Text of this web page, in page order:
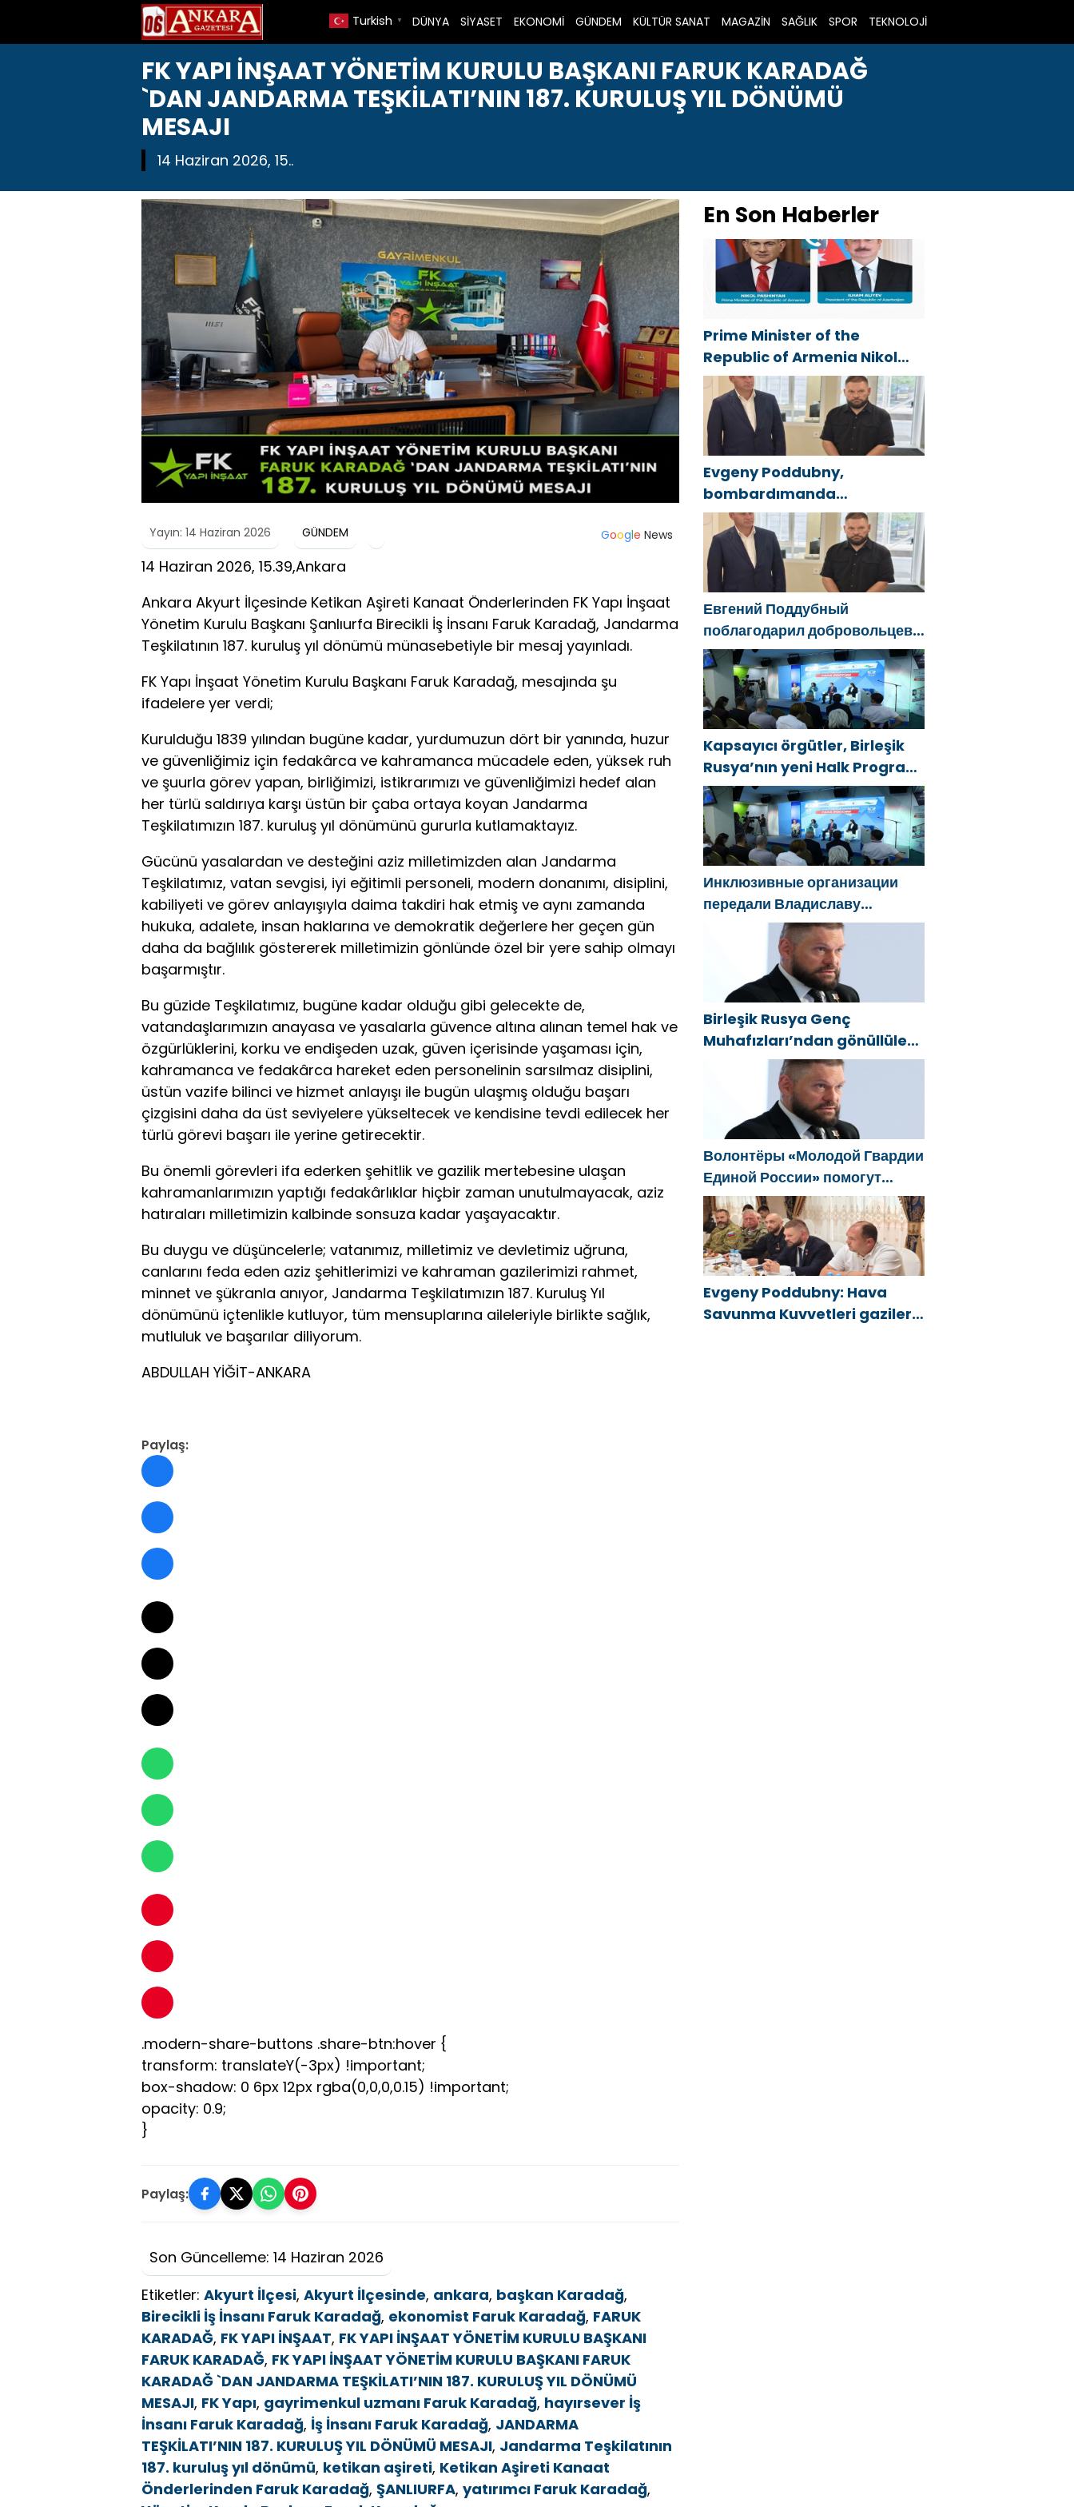
DÜNYA SİYASET EKONOMİ GÜNDEM KÜLTÜR SANAT MAGAZİN SAĞLIK SPOR TEKNOLOJİ
Turkish ▼
FK YAPI İNŞAAT YÖNETİM KURULU BAŞKANI FARUK KARADAĞ
`DAN JANDARMA TEŞKİLATI’NIN 187. KURULUŞ YIL DÖNÜMÜ
MESAJI
14 Haziran 2026, 15..
Yayın: 14 Haziran 2026 GÜNDEM Google News
14 Haziran 2026, 15.39,Ankara
Ankara Akyurt İlçesinde Ketikan Aşireti Kanaat Önderlerinden FK Yapı İnşaat
Yönetim Kurulu Başkanı Şanlıurfa Birecikli İş İnsanı Faruk Karadağ, Jandarma
Teşkilatının 187. kuruluş yıl dönümü münasebetiyle bir mesaj yayınladı.
FK Yapı İnşaat Yönetim Kurulu Başkanı Faruk Karadağ, mesajında şu
ifadelere yer verdi;
Kurulduğu 1839 yılından bugüne kadar, yurdumuzun dört bir yanında, huzur
ve güvenliğimiz için fedakârca ve kahramanca mücadele eden, yüksek ruh
ve şuurla görev yapan, birliğimizi, istikrarımızı ve güvenliğimizi hedef alan
her türlü saldırıya karşı üstün bir çaba ortaya koyan Jandarma
Teşkilatımızın 187. kuruluş yıl dönümünü gururla kutlamaktayız.
Gücünü yasalardan ve desteğini aziz milletimizden alan Jandarma
Teşkilatımız, vatan sevgisi, iyi eğitimli personeli, modern donanımı, disiplini,
kabiliyeti ve görev anlayışıyla daima takdiri hak etmiş ve aynı zamanda
hukuka, adalete, insan haklarına ve demokratik değerlere her geçen gün
daha da bağlılık göstererek milletimizin gönlünde özel bir yere sahip olmayı
başarmıştır.
Bu güzide Teşkilatımız, bugüne kadar olduğu gibi gelecekte de,
vatandaşlarımızın anayasa ve yasalarla güvence altına alınan temel hak ve
özgürlüklerini, korku ve endişeden uzak, güven içerisinde yaşaması için,
kahramanca ve fedakârca hareket eden personelinin sarsılmaz disiplini,
üstün vazife bilinci ve hizmet anlayışı ile bugün ulaşmış olduğu başarı
çizgisini daha da üst seviyelere yükseltecek ve kendisine tevdi edilecek her
türlü görevi başarı ile yerine getirecektir.
Bu önemli görevleri ifa ederken şehitlik ve gazilik mertebesine ulaşan
kahramanlarımızın yaptığı fedakârlıklar hiçbir zaman unutulmayacak, aziz
hatıraları milletimizin kalbinde sonsuza kadar yaşayacaktır.
Bu duygu ve düşüncelerle; vatanımız, milletimiz ve devletimiz uğruna,
canlarını feda eden aziz şehitlerimizi ve kahraman gazilerimizi rahmet,
minnet ve şükranla anıyor, Jandarma Teşkilatımızın 187. Kuruluş Yıl
dönümünü içtenlikle kutluyor, tüm mensuplarına aileleriyle birlikte sağlık,
mutluluk ve başarılar diliyorum.
ABDULLAH YİĞİT-ANKARA
Paylaş:
.modern-share-buttons .share-btn:hover {
transform: translateY(-3px) !important;
box-shadow: 0 6px 12px rgba(0,0,0,0.15) !important;
opacity: 0.9;
}
Paylaş:
Son Güncelleme: 14 Haziran 2026
Etiketler: Akyurt İlçesi, Akyurt İlçesinde, ankara, başkan Karadağ,
Birecikli İş İnsanı Faruk Karadağ, ekonomist Faruk Karadağ, FARUK
KARADAĞ, FK YAPI İNŞAAT, FK YAPI İNŞAAT YÖNETİM KURULU BAŞKANI
FARUK KARADAĞ, FK YAPI İNŞAAT YÖNETİM KURULU BAŞKANI FARUK
KARADAĞ `DAN JANDARMA TEŞKİLATI’NIN 187. KURULUŞ YIL DÖNÜMÜ
MESAJI, FK Yapı, gayrimenkul uzmanı Faruk Karadağ, hayırsever İş
İnsanı Faruk Karadağ, İş İnsanı Faruk Karadağ, JANDARMA
TEŞKİLATI’NIN 187. KURULUŞ YIL DÖNÜMÜ MESAJI, Jandarma Teşkilatının
187. kuruluş yıl dönümü, ketikan aşireti, Ketikan Aşireti Kanaat
Önderlerinden Faruk Karadağ, ŞANLIURFA, yatırımcı Faruk Karadağ,
En Son Haberler
Prime Minister of the
Republic of Armenia Nikol
Pashinyan called President
of the Republic of Azerbaijan
Ilham Aliyev
Evgeny Poddubny,
bombardımanda
yaralananları kurtarmadaki
cesaretlerinden dolayı
Belgorod bölgesindeki
gönüllülere teşekkür etti
Евгений Поддубный
поблагодарил добровольцев
Белгородской области за
мужество в спасении
пострадавших от обстрелов
Kapsayıcı örgütler, Birleşik
Rusya’nın yeni Halk Programı
için Vladislav Golovin’e
teklifler sundu
Инклюзивные организации
передали Владиславу
Головину предложения в
новую Народную программу
«Единой России»
Birleşik Rusya Genç
Muhafızları’ndan gönüllüler,
Belgorod sakinlerine yangın
söndürücüler ve jeneratörler
konusunda yardımcı olacak
Волонтёры «Молодой Гвардии
Единой России» помогут
белгородцам с
огнетушителями и
генераторами
Evgeny Poddubny: Hava
Savunma Kuvvetleri gazileri,